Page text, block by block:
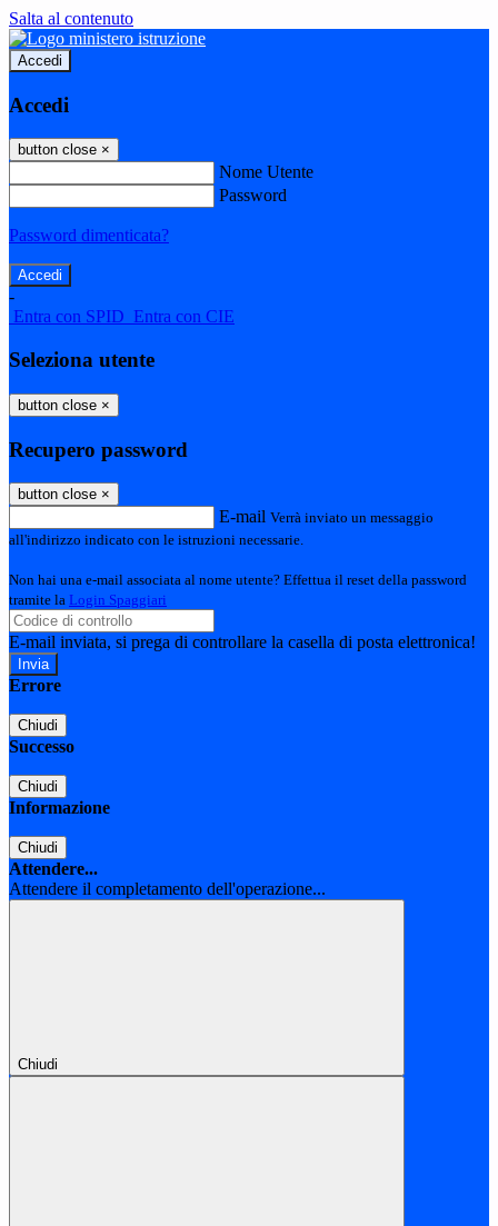
Salta al contenuto
Accedi
Accedi
button close ×
Nome Utente
Password
Password dimenticata?
-
Entra con SPID Entra con CIE
Seleziona utente
button close ×
Recupero password
button close ×
E-mail Verrà inviato un messaggio
all'indirizzo indicato con le istruzioni necessarie.
Non hai una e-mail associata al nome utente? Effettua il reset della password
tramite la Login Spaggiari
E-mail inviata, si prega di controllare la casella di posta elettronica!
Errore
Chiudi
Successo
Chiudi
Informazione
Chiudi
Attendere...
Attendere il completamento dell'operazione...
Chiudi